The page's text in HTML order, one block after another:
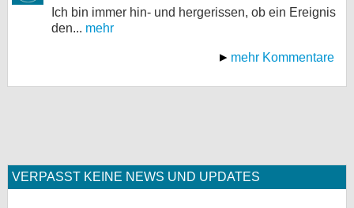
Ich bin immer hin- und hergerissen, ob ein Ereignis
den... mehr
mehr Kommentare
VERPASST KEINE NEWS UND UPDATES